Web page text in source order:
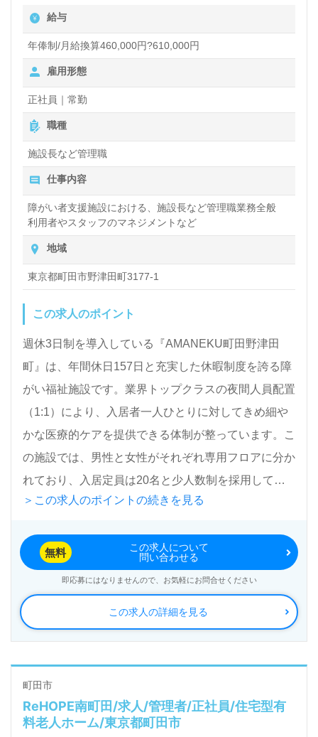
給与
年俸制/月給換算460,000円?610,000円
雇用形態
正社員｜常勤
職種
施設長など管理職
仕事内容
障がい者支援施設における、施設長など管理職業務全般
利用者やスタッフのマネジメントなど
地域
東京都町田市野津田町3177-1
この求人のポイント
週休3日制を導入している『AMANEKU町田野津田
町』は、年間休日157日と充実した休暇制度を誇る障
がい福祉施設です。業界トップクラスの夜間人員配置
（1:1）により、入居者一人ひとりに対してきめ細や
かな医療的ケアを提供できる体制が整っています。こ
の施設では、男性と女性がそれぞれ専用フロアに分か
れており、入居定員は20名と少人数制を採用してい
るため、個別のニーズに寄り添った支援が可能です。
正社員としての役割は、施設長で、年俸制（月給換算
460,000円?610,000円）となっており、介護福祉士ま
たはサービス管理責任者の資格を持つ方を対象にして
います。看護助手や介護職の経験がある方、さらには
管理職経験をお持ちの方を歓迎します。ICT機器（見
守りセンサー、ナースコール、介護記録ソフトなど）
を導入しており、効率的な業務運営が実現されていま
す。
＞この求人のポイントの続きを見る
この求人の詳細を見る
無料
この求人について
問い合わせる
即応募にはなりませんので、お気軽にお問合せください
町田市
ReHOPE南町田/求人/管理者/正社員/住宅型有
料老人ホーム/東京都町田市